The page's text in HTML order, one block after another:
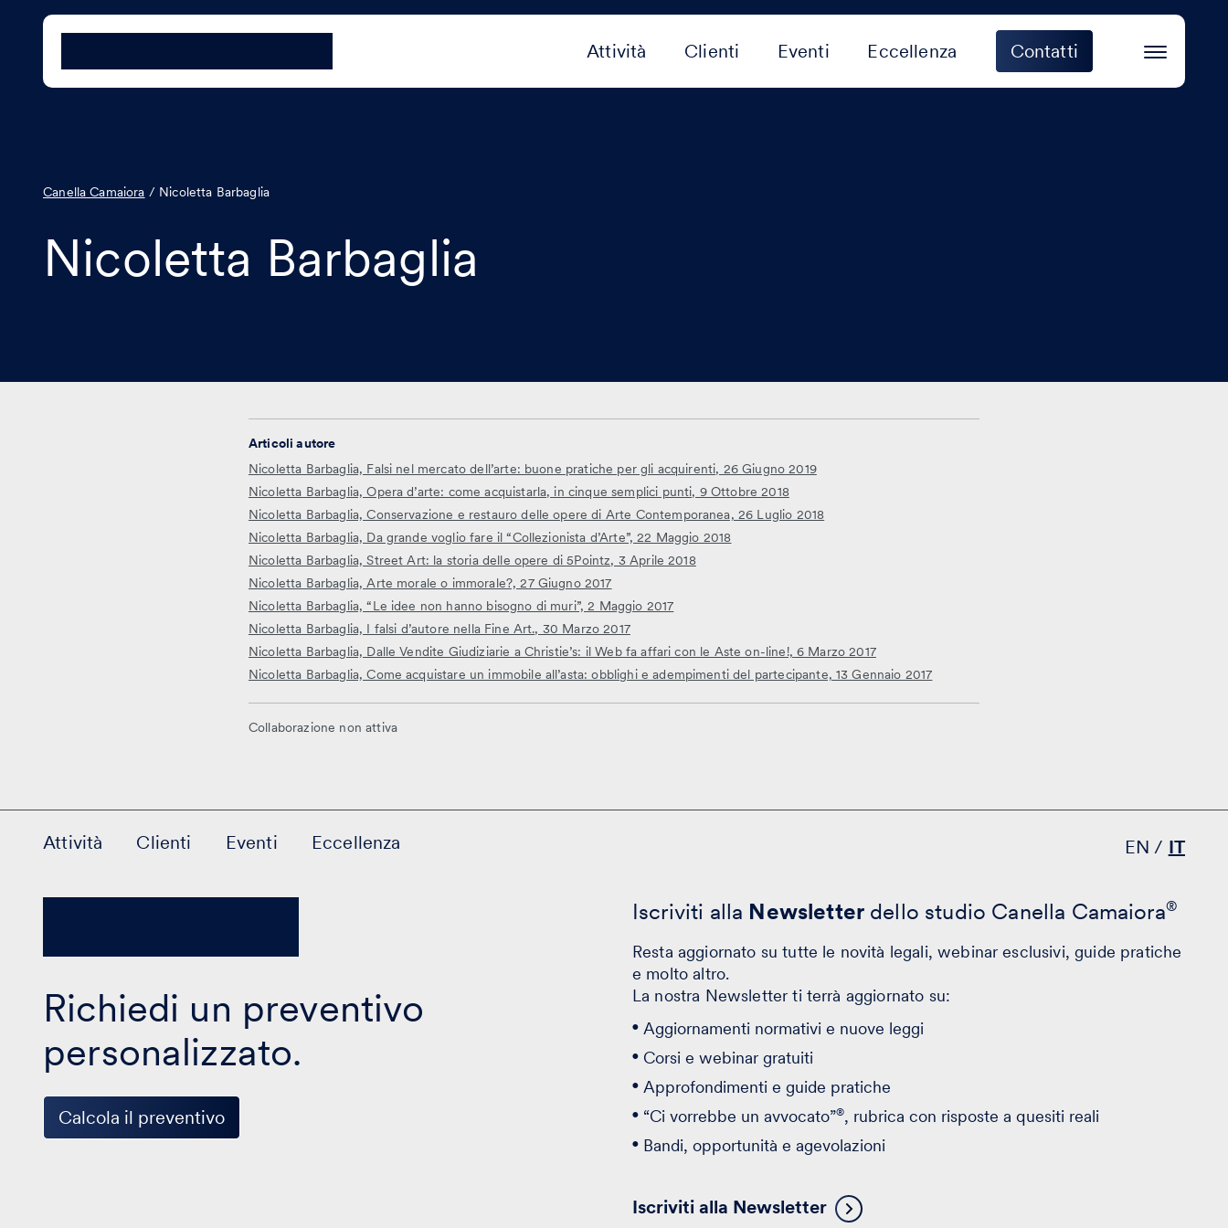
Attività Clienti Eventi Eccellenza Contatti
Canella Camaiora / Nicoletta Barbaglia
Nicoletta Barbaglia
Articoli autore
Nicoletta Barbaglia, Falsi nel mercato dell’arte: buone pratiche per gli acquirenti, 26 Giugno 2019
Nicoletta Barbaglia, Opera d’arte: come acquistarla, in cinque semplici punti, 9 Ottobre 2018
Nicoletta Barbaglia, Conservazione e restauro delle opere di Arte Contemporanea, 26 Luglio 2018
Nicoletta Barbaglia, Da grande voglio fare il “Collezionista d’Arte”, 22 Maggio 2018
Nicoletta Barbaglia, Street Art: la storia delle opere di 5Pointz, 3 Aprile 2018
Nicoletta Barbaglia, Arte morale o immorale?, 27 Giugno 2017
Nicoletta Barbaglia, “Le idee non hanno bisogno di muri”, 2 Maggio 2017
Nicoletta Barbaglia, I falsi d’autore nella Fine Art., 30 Marzo 2017
Nicoletta Barbaglia, Dalle Vendite Giudiziarie a Christie’s: il Web fa affari con le Aste on-line!, 6 Marzo 2017
Nicoletta Barbaglia, Come acquistare un immobile all’asta: obblighi e adempimenti del partecipante, 13 Gennaio 2017
Collaborazione non attiva
Attività Clienti Eventi Eccellenza IT
EN
Richiedi un preventivo
personalizzato.
Calcola il preventivo
Iscriviti alla Newsletter dello studio Canella Camaiora®
Resta aggiornato su tutte le novità legali, webinar esclusivi, guide pratiche
e molto altro.
La nostra Newsletter ti terrà aggiornato su:
Aggiornamenti normativi e nuove leggi
Corsi e webinar gratuiti
Approfondimenti e guide pratiche
“Ci vorrebbe un avvocato”®, rubrica con risposte a quesiti reali
Bandi, opportunità e agevolazioni
Iscriviti alla Newsletter